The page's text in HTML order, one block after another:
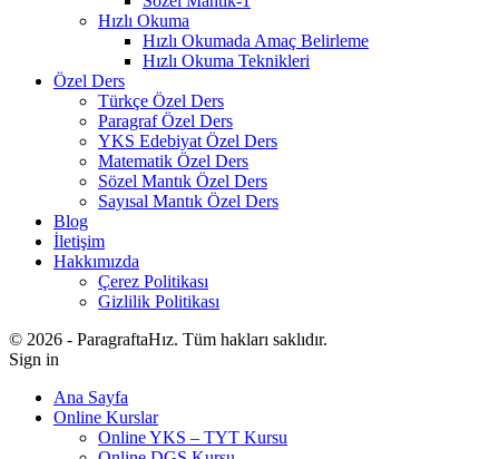
Hızlı Okuma
Hızlı Okumada Amaç Belirleme
Hızlı Okuma Teknikleri
Özel Ders
Türkçe Özel Ders
Paragraf Özel Ders
YKS Edebiyat Özel Ders
Matematik Özel Ders
Sözel Mantık Özel Ders
Sayısal Mantık Özel Ders
Blog
İletişim
Hakkımızda
Çerez Politikası
Gizlilik Politikası
© 2026 - ParagraftaHız. Tüm hakları saklıdır.
Sign in
Ana Sayfa
Online Kurslar
Online YKS – TYT Kursu